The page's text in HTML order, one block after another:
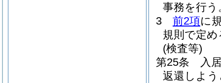
事務を行う
3
前2項に
規則で定め
(検査等)
第25条
入
返還しよ